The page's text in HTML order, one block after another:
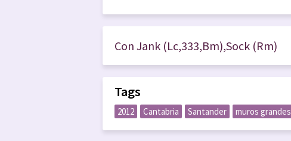
Con Jank (Lc,333,Bm),Sock (Rm)
Tags
2012 Cantabria Santander muros grandes